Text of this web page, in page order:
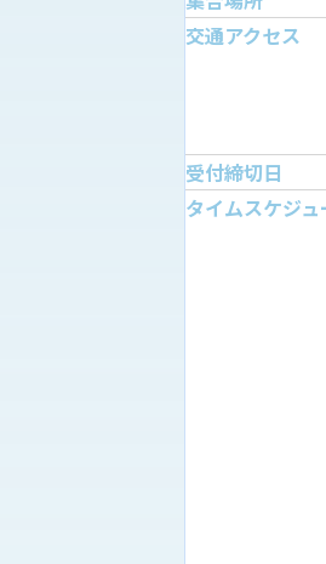
交通アクセス
受付締切日
タイムスケジュ